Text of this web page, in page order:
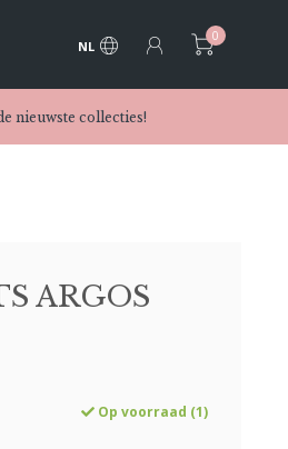
NL
0
nieuwste collecties!
ARGOS
Op voorraad (1)